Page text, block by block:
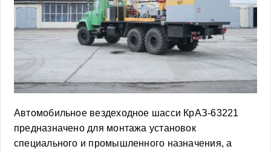
Автомобильное вездеходное шасси КрАЗ-63221
предназначено для монтажа установок
специального и промышленного назначения, а